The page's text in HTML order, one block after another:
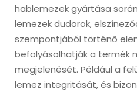
hablemezek gyártása
lemezek dudorok,
szempontjából történő
befolyásolhatják a termék
megjelenését. Például a
lemez integritását, és